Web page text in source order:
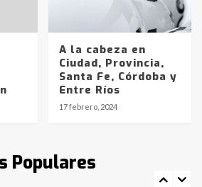
A la cabeza en
Ciudad, Provincia,
Santa Fe, Córdoba y
Entre Ríos
17 febrero, 2024
Populares
de Cereales de Bahía
anticipa que Agosto vendrá
y heladas, en gran parte
detenidos por
de drogas en la
sábado